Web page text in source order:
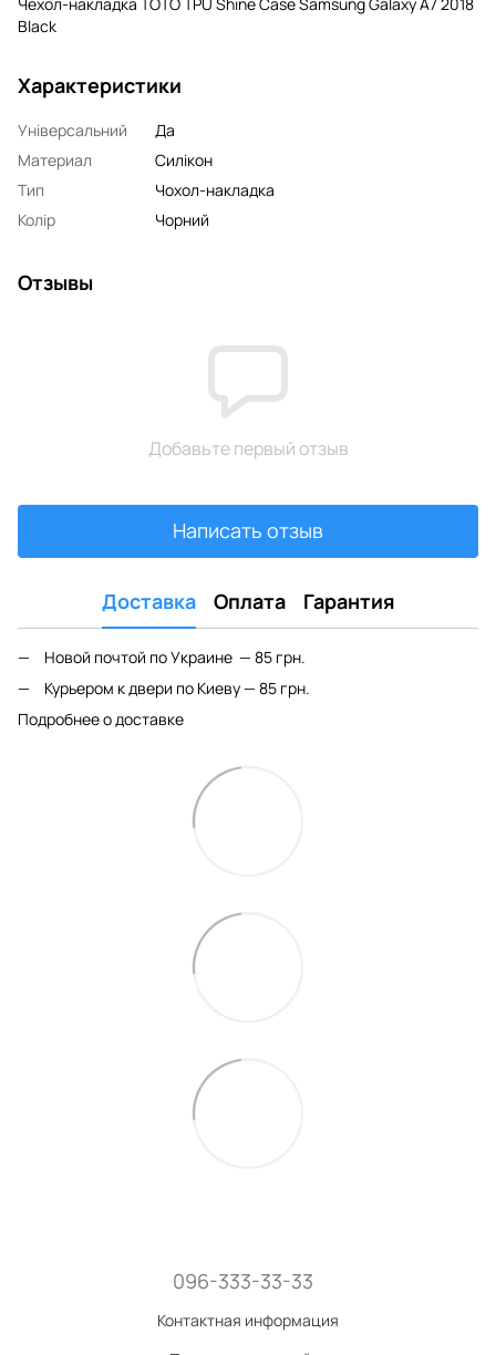
Black
Характеристики
Універсальний
Да
Материал
Силікон
Тип
Чохол-накладка
Колір
Чорний
Отзывы
Добавьте первый отзыв
Написать отзыв
Доставка Оплата Гарантия
Новой почтой по Украине — 85 грн.
Курьером к двери по Киеву — 85 грн.
Подробнее о доставке
096-333-33-33
Контактная информация